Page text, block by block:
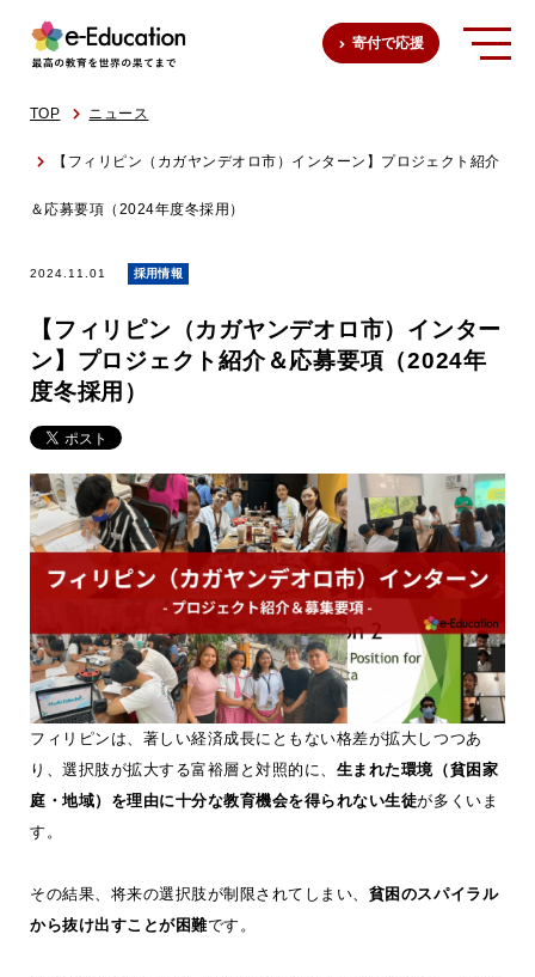
寄付で応援
TOP ニュース
【フィリピン（カガヤンデオロ市）インターン】プロジェクト紹介
＆応募要項（2024年度冬採用）
2024.11.01 採用情報
【フィリピン（カガヤンデオロ市）インター
ン】プロジェクト紹介＆応募要項（2024年
度冬採用）
フィリピンは、著しい経済成長にともない格差が拡大しつつあ
り、選択肢が拡大する富裕層と対照的に、 生まれた環境（貧困家
庭・地域）を理由に十分な教育機会を得られない生徒が多くいま
す。
その結果、将来の選択肢が制限されてしまい、 貧困のスパイラル
から抜け出すことが困難です。